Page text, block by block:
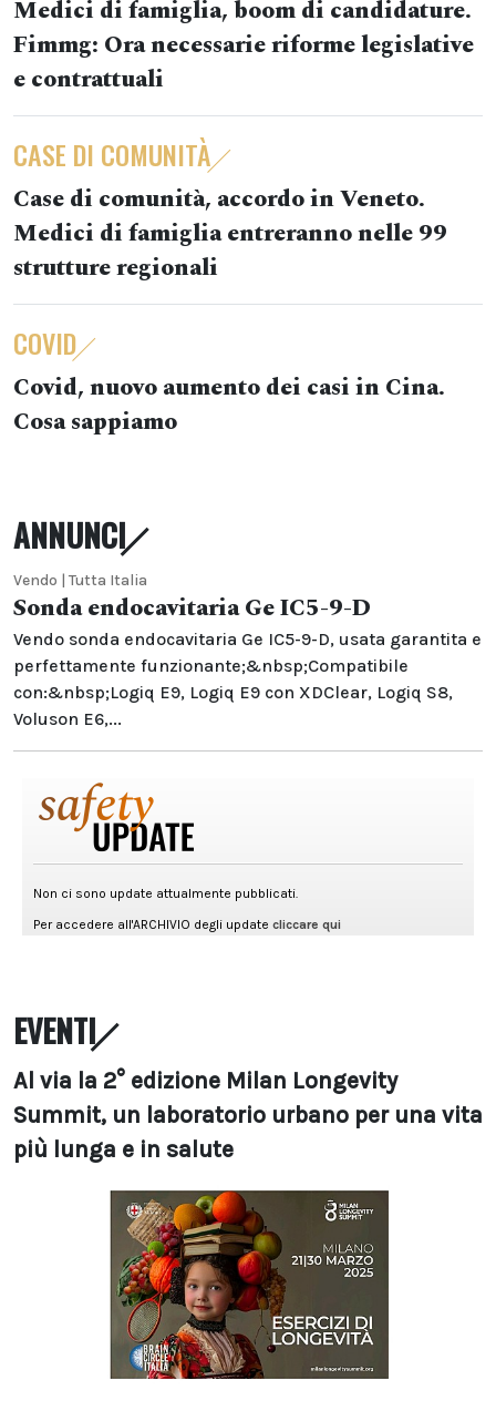
Medici di famiglia, boom di candidature.
Fimmg: Ora necessarie riforme legislative
e contrattuali
CASE DI COMUNITÀ
Case di comunità, accordo in Veneto.
Medici di famiglia entreranno nelle 99
strutture regionali
COVID
Covid, nuovo aumento dei casi in Cina.
Cosa sappiamo
ANNUNCI
Vendo | Tutta Italia
Sonda endocavitaria Ge IC5-9-D
Vendo sonda endocavitaria Ge IC5-9-D, usata garantita e
perfettamente funzionante;&nbsp;Compatibile
con:&nbsp;Logiq E9, Logiq E9 con XDClear, Logiq S8,
Voluson E6,...
EVENTI
Al via la 2° edizione Milan Longevity
Summit, un laboratorio urbano per una vita
più lunga e in salute